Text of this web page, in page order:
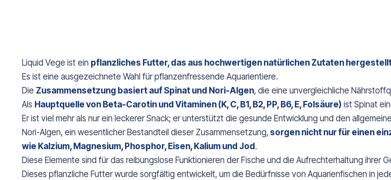
Liquid Vege ist ein pflanzliches Futter, das aus hochwertigen natürlichen Zutaten
Es ist eine ausgezeichnete Wahl für pflanzenfressende Aquarientiere.
Die Zusammensetzung basiert auf Spinat und Nori-Algen, die eine unvergleichliche
Als Hauptquelle von Beta-Carotin und Vitaminen (K, C, B1, B2, PP, B6, E, Folsäure) ist Spinat
Er ist viel mehr als nur ein leckerer Snack; er unterstützt die gesunde Entwicklung und den
Nori-Algen, ein wesentlicher Bestandteil dieser Zusammensetzung, sorgen nicht nur für einen
wie Kalzium, Magnesium, Phosphor, Eisen, Kalium und Jod .
Diese Elemente sind für das reibungslose Funktionieren der Fische und die Aufrechterhaltung ihrer
Dieses pflanzliche Futter wurde sorgfältig entwickelt, um die Bedürfnisse von Aquarienfischen in